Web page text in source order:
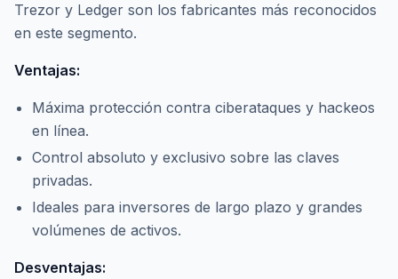
Trezor y Ledger son los fabricantes más reconocidos
en este segmento.
Ventajas:
Máxima protección contra ciberataques y hackeos
en línea.
Control absoluto y exclusivo sobre las claves
privadas.
Ideales para inversores de largo plazo y grandes
volúmenes de activos.
Desventajas: